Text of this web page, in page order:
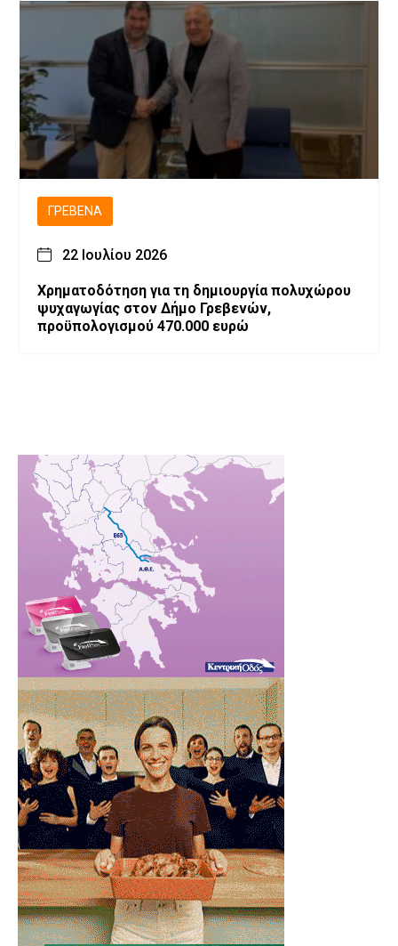
ΓΡΕΒΕΝΆ
22 Ιουλίου 2026
Χρηματοδότηση για τη δημιουργία πολυχώρου
ψυχαγωγίας στον Δήμο Γρεβενών,
προϋπολογισμού 470.000 ευρώ